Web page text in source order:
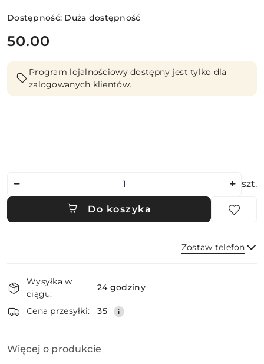
Dostępność: Duża dostępność
cena:
50.00
Program lojalnościowy dostępny jest tylko dla
zalogowanych klientów.
szt.
Do koszyka
Zostaw telefon
i
dostawa
Wysyłka w
ciągu:
24 godziny
Cena przesyłki: 35
Więcej o produkcie